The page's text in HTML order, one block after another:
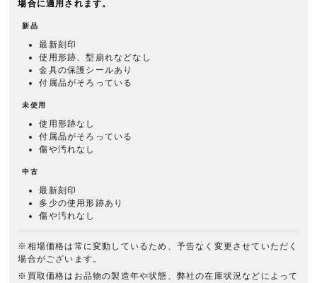
場合に適用されます。
新品
最新刻印
使用形跡、型崩れなどなし
金具の保護シールあり
付属品がそろっている
未使用
使用形跡なし
付属品がそろっている
傷や汚れなし
中古
最新刻印
多少の使用形跡あり
傷や汚れなし
※相場価格は常に変動しているため、予告なく変更させていただく
場合がございます。
※買取価格はお品物の製造年や状態、弊社の在庫状況などによって